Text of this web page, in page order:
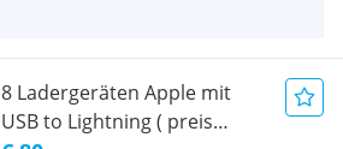
8 Ladergeräten Apple mit
USB to Lightning ( preis